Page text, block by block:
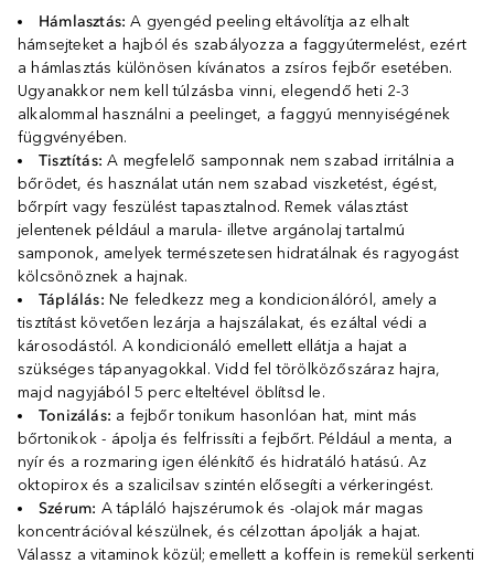
Hámlasztás: A gyengéd peeling eltávolítja az elhalt
hámsejteket a hajból és szabályozza a faggyútermelést, ezért
a hámlasztás különösen kívánatos a zsíros fejbőr esetében.
Ugyanakkor nem kell túlzásba vinni, elegendő heti 2-3
alkalommal használni a peelinget, a faggyú mennyiségének
függvényében.
Tisztítás: A megfelelő samponnak nem szabad irritálnia a
bőrödet, és használat után nem szabad viszketést, égést,
bőrpírt vagy feszülést tapasztalnod. Remek választást
jelentenek például a marula- illetve argánolaj tartalmú
samponok, amelyek természetesen hidratálnak és ragyogást
kölcsönöznek a hajnak.
Táplálás: Ne feledkezz meg a kondicionálóról, amely a
tisztítást követően lezárja a hajszálakat, és ezáltal védi a
károsodástól. A kondicionáló emellett ellátja a hajat a
szükséges tápanyagokkal. Vidd fel törölközőszáraz hajra,
majd nagyjából 5 perc elteltével öblítsd le.
Tonizálás: a fejbőr tonikum hasonlóan hat, mint más
bőrtonikok - ápolja és felfrissíti a fejbőrt. Például a menta, a
nyír és a rozmaring igen élénkítő és hidratáló hatású. Az
oktopirox és a szalicilsav szintén elősegíti a vérkeringést.
Szérum: A tápláló hajszérumok és -olajok már magas
koncentrációval készülnek, és célzottan ápolják a hajat.
Válassz a vitaminok közül; emellett a koffein is remekül serkenti